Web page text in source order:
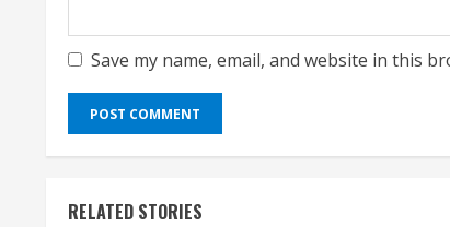
Save my name, email, and website in this
RELATED STORIES